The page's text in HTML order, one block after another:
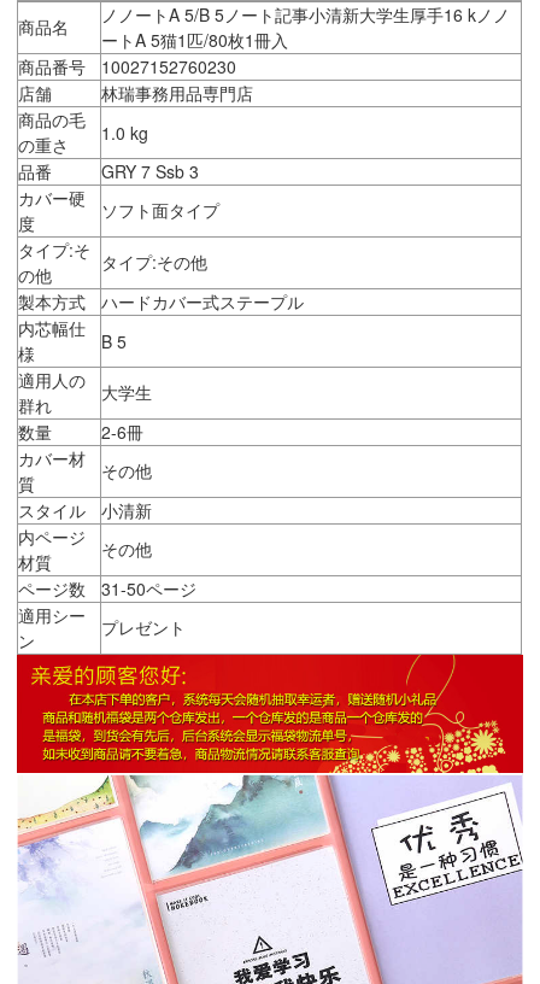
商品名
ノノートA 5/B 5ノート記事小清新大学生厚手16 kノノ
ートA 5猫1匹/80枚1冊入
商品番号
10027152760230
店舗
林瑞事務用品専門店
商品の毛
の重さ
1.0 kg
品番
GRY 7 Ssb 3
カバー硬
度
ソフト面タイプ
タイプ:そ
の他
タイプ:その他
製本方式
ハードカバー式ステープル
内芯幅仕
様
B 5
適用人の
群れ
大学生
数量
2-6冊
カバー材
質
その他
スタイル
小清新
内ページ
材質
その他
ページ数
31-50ページ
適用シー
ン
プレゼント